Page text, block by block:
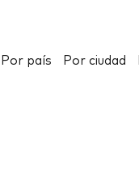
Por país Por ciudad